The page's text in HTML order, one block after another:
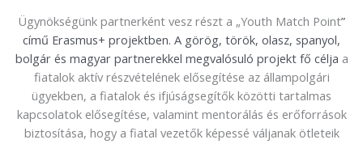
Ügynökségünk partnerként vesz részt a „Youth Match Point”
című Erasmus+ projektben. A görög, török, olasz, spanyol,
bolgár és magyar partnerekkel megvalósuló projekt fő célja a
fiatalok aktív részvételének elősegítése az állampolgári
ügyekben, a fiatalok és ifjúságsegítők közötti tartalmas
kapcsolatok elősegítése, valamint mentorálás és erőforrások
biztosítása, hogy a fiatal vezetők képessé váljanak ötleteik